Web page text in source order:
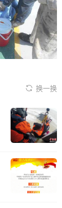
换一换